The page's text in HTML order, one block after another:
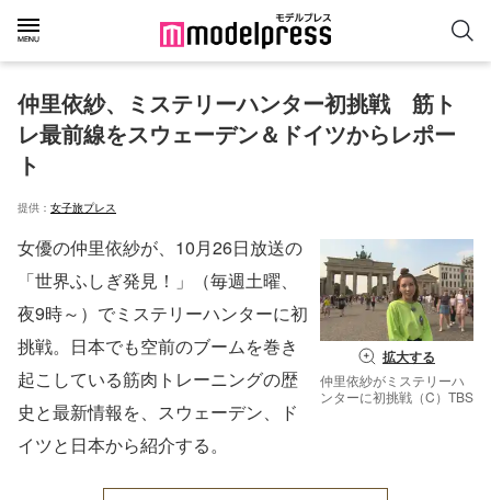
仲里依紗、ミステリーハンター初挑戦　筋ト
レ最前線をスウェーデン＆ドイツからレポー
ト
提供： 女子旅プレス
拡大する
仲里依紗がミステリーハ
ンターに初挑戦（C）TBS
女優の仲里依紗が、10月26日放送の
「世界ふしぎ発見！」（毎週土曜、
夜9時～）でミステリーハンターに初
挑戦。日本でも空前のブームを巻き
起こしている筋肉トレーニングの歴
史と最新情報を、スウェーデン、ド
イツと日本から紹介する。